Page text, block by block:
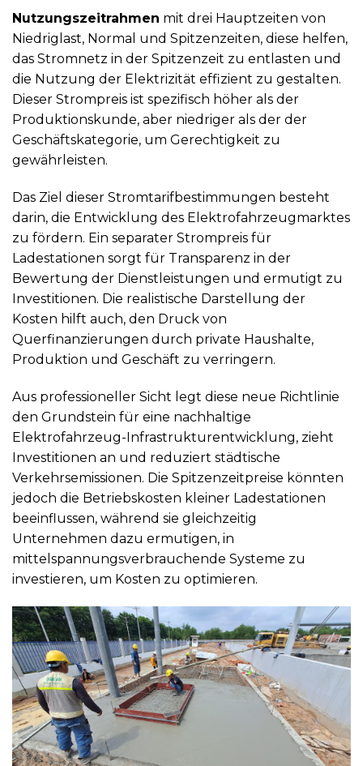
Nutzungszeitrahmen mit drei Hauptzeiten von
Niedriglast, Normal und Spitzenzeiten, diese helfen,
das Stromnetz in der Spitzenzeit zu entlasten und
die Nutzung der Elektrizität effizient zu gestalten.
Dieser Strompreis ist spezifisch höher als der
Produktionskunde, aber niedriger als der der
Geschäftskategorie, um Gerechtigkeit zu
gewährleisten.
Das Ziel dieser Stromtarifbestimmungen besteht
darin, die Entwicklung des Elektrofahrzeugmarktes
zu fördern. Ein separater Strompreis für
Ladestationen sorgt für Transparenz in der
Bewertung der Dienstleistungen und ermutigt zu
Investitionen. Die realistische Darstellung der
Kosten hilft auch, den Druck von
Querfinanzierungen durch private Haushalte,
Produktion und Geschäft zu verringern.
Aus professioneller Sicht legt diese neue Richtlinie
den Grundstein für eine nachhaltige
Elektrofahrzeug-Infrastrukturentwicklung, zieht
Investitionen an und reduziert städtische
Verkehrsemissionen. Die Spitzenzeitpreise könnten
jedoch die Betriebskosten kleiner Ladestationen
beeinflussen, während sie gleichzeitig
Unternehmen dazu ermutigen, in
mittelspannungsverbrauchende Systeme zu
investieren, um Kosten zu optimieren.